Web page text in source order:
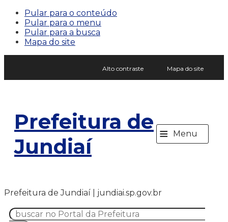
Pular para o conteúdo
Pular para o menu
Pular para a busca
Mapa do site
Alto contraste Mapa do site
Prefeitura de
Jundiaí
≡ Menu
Prefeitura de Jundiaí | jundiai.sp.gov.br